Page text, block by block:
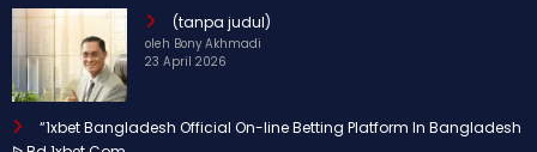
(tanpa judul)
oleh Bony Akhmadi
23 April 2026
“1xbet Bangladesh Official On-line Betting Platform In Bangladesh